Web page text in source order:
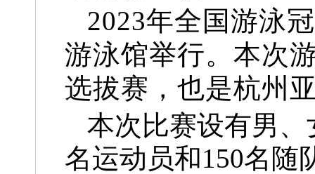
2023年全国游泳
游泳馆举行。本次
选拔赛，也是杭州
本次比赛设有男、
名运动员和150名随